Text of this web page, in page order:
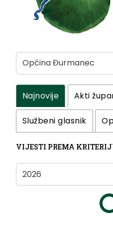
Najnovije Akti
Službeni glasnik
VIJESTI PREMA